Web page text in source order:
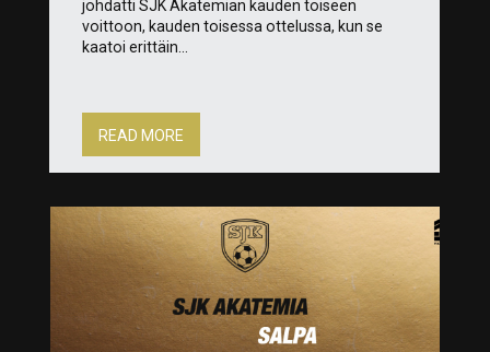
johdatti SJK Akatemian kauden toiseen
voittoon, kauden toisessa ottelussa, kun se
kaatoi erittäin...
READ MORE